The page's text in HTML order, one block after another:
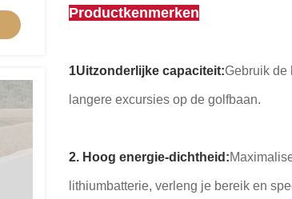
Productkenmerken
1Uitzonderlijke capaciteit:Gebruik de
langere excursies op de golfbaan.
2. Hoog energie-dichtheid:
lithiumbatterie, verleng je bereik en